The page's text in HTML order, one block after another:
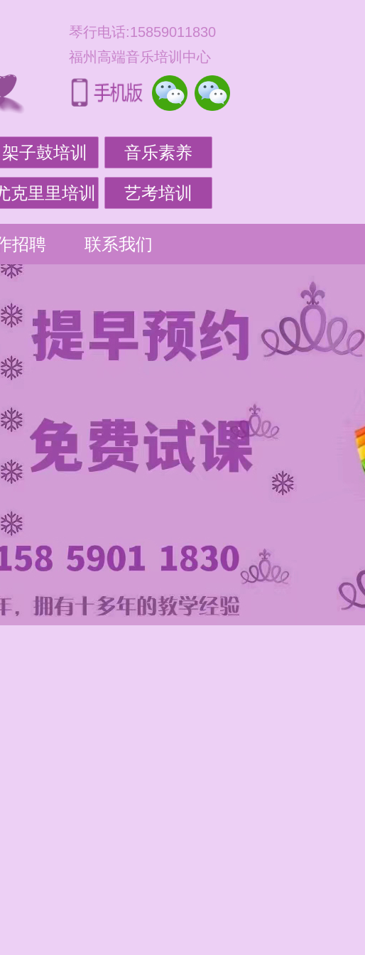
琴行电话:15859011830
福州高端音乐培训中心
架子鼓培训 音乐素养
克里里培训 艺考培训
招聘 联系我们